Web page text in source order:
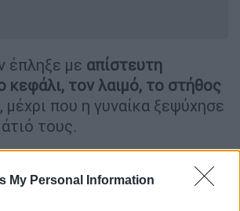
My Personal Information
έπληξε με απίστευτη
κεφάλι, τον λαιμό, το στήθος
, μέχρι που η γυναίκα ξεψύχησε
τους.